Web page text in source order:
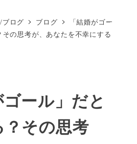
ブログ ブログ
「結婚がゴー
の思考が、あなたを不幸にする
ゴール」だと
その思考